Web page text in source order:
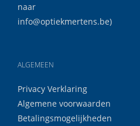
naar
info@optiekmertens.be)
ALGEMEEN
Privacy Verklaring
Algemene voorwaarden
Betalingsmogelijkheden